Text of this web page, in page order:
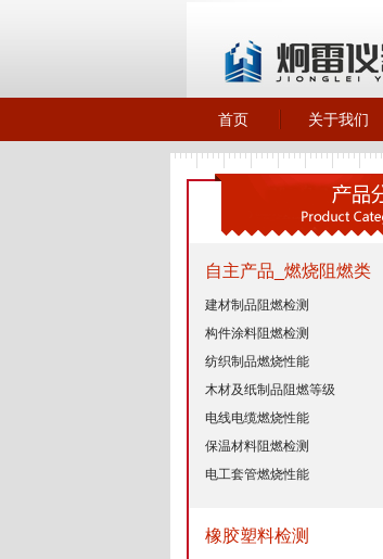
首页 关于我们
> 关于炯雷仪器
自主产品_燃烧阻燃类
建材制品阻燃检测
构件涂料阻燃检测
纺织制品燃烧性能
木材及纸制品阻燃等级
电线电缆燃烧性能
保温材料阻燃检测
电工套管燃烧性能
橡胶塑料检测